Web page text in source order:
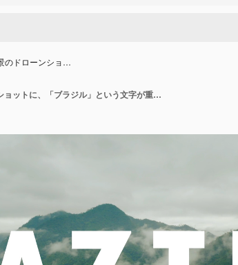
のドローンショ…
熱帯雨林とジャングルの風景のドローンショットに、「ブラジル」という文字が重ねられたアニメーショングラフィック。